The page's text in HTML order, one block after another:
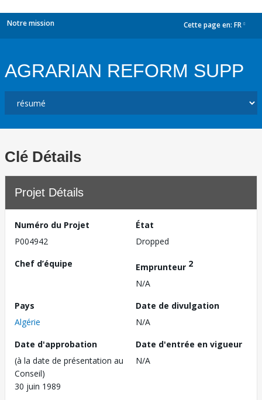
Notre mission Cette page en: FR
AGRARIAN REFORM SUPP
Clé Détails
Projet Détails
Numéro du Projet
P004942
État
Dropped
Chef d’équipe
Emprunteur 2
N/A
Pays
Algérie
Date de divulgation
N/A
Date d'approbation
(à la date de présentation au
Conseil)
30 juin 1989
Date d'entrée en vigueur
N/A